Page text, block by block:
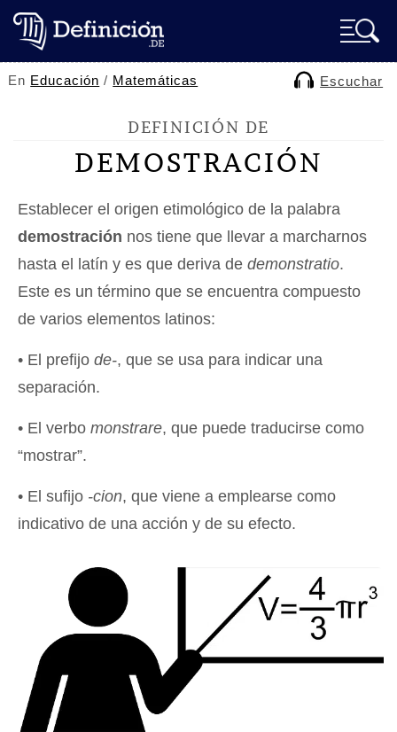
En Educación / Matemáticas Escuchar
DEFINICIÓN DE
DEMOSTRACIÓN
Establecer el origen etimológico de la palabra
demostración nos tiene que llevar a marcharnos
hasta el latín y es que deriva de demonstratio.
Este es un término que se encuentra compuesto
de varios elementos latinos:
• El prefijo de-, que se usa para indicar una
separación.
• El verbo monstrare, que puede traducirse como
“mostrar”.
• El sufijo -cion, que viene a emplearse como
indicativo de una acción y de su efecto.